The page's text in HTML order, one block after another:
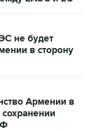
в сторону